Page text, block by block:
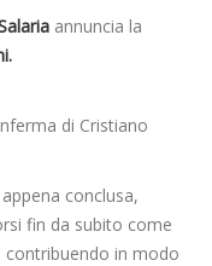
annuncia la
di Cristiano
conclusa,
fin da subito come
contribuendo in modo